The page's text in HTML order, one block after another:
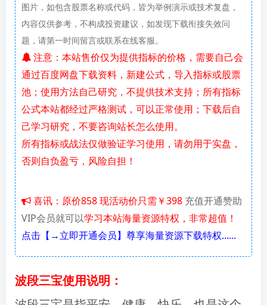
图片，如包含股票名称或代码，皆为举例演示或技术复盘，
内容仅供参考，不构成投资建议，如发现下载衔接失效问
题，请第一时间留言或联系在线客服。
通过百度网盘下载资料，新建公式，导入指标或股票
池；使用方法自己研究，不提供技术支持；所有指标
公式本站都经过严格测试，可以正常使用；下载后自
己学习研究，不要咨询站长怎么使用。
所有指标或战法仅做验证学习使用，请勿用于实盘，
否则自负盈亏，风险自担！
喜讯：原价858 现活动价只需￥398 充值开通赞助
VIP会员就可以学习本站海量资源特权，非常超值！
点击【→立即开通会员】尊享海量资源下载特权......
波段三宝使用说明：